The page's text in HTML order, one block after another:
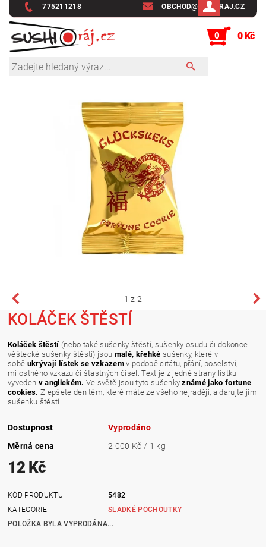
775211218 OBCHOD@SUSHIRAJ.CZ
0 0 Kč
1 z 2
KOLÁČEK ŠTĚSTÍ
Koláček štěstí (nebo také sušenky štěstí, sušenky osudu či dokonce
věštecké sušenky štěstí) jsou malé, křehké sušenky, které v
sobě ukrývají lístek se vzkazem v podobě citátu, přání, poselství,
milostného vzkazu či šťastných čísel. Text je z jedné strany lístku
vyveden v anglickém. Ve světě jsou tyto sušenkyznámé jako fortune
cookies. Zlepšete den těm, které máte ze všeho nejraději, a darujte jim
sušenku štěstí.
Dostupnost
Vyprodáno
Měrná cena
2 000 Kč / 1 kg
12 Kč
KÓD PRODUKTU
5482
KATEGORIE
SLADKÉ POCHOUTKY
POLOŽKA BYLA VYPRODÁNA...